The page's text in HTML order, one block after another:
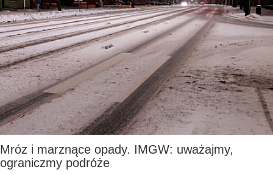
Mróz i marznące opady. IMGW: uważajmy,
ograniczmy podróże